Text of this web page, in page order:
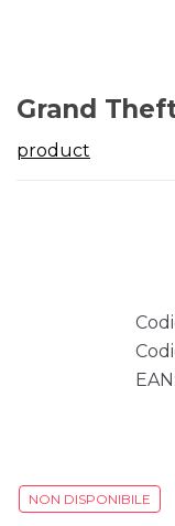
Grand
product
EAN:
NON DISPONIBILE